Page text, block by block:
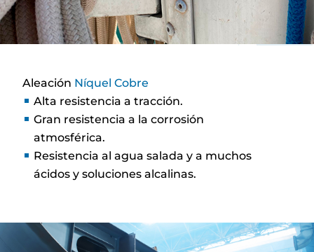
Aleación Níquel Cobre
Alta resistencia a tracción.
Gran resistencia a la corrosión
atmosférica.
Resistencia al agua salada y a muchos
ácidos y soluciones alcalinas.